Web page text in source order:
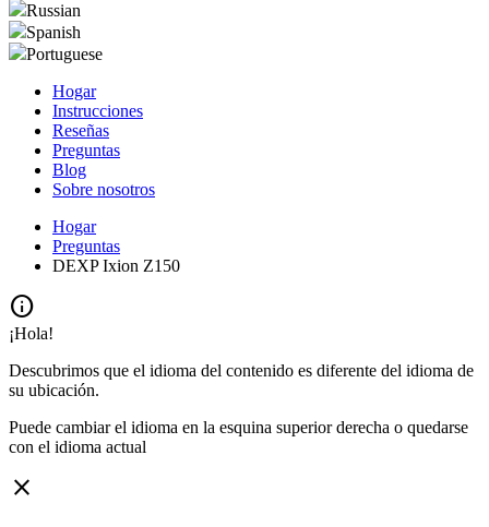
Russian
Spanish
Portuguese
Hogar
Instrucciones
Reseñas
Preguntas
Blog
Sobre nosotros
Hogar
Preguntas
DEXP Ixion Z150
info
¡Hola!
Descubrimos que el idioma del contenido es diferente del idioma de
su ubicación.
Puede cambiar el idioma en la esquina superior derecha o quedarse
con el idioma actual
close